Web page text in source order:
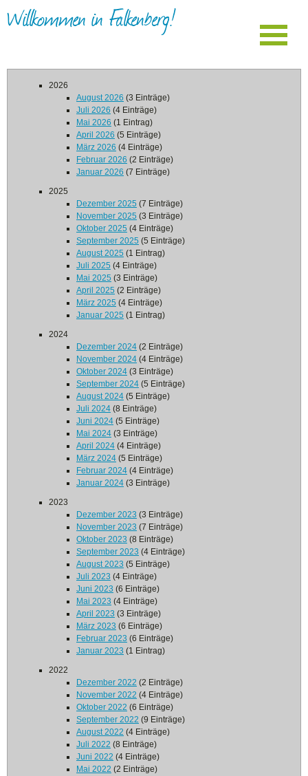
Willkommen in Falkenberg!
2026
August 2026 (3 Einträge)
Juli 2026 (4 Einträge)
Mai 2026 (1 Eintrag)
April 2026 (5 Einträge)
März 2026 (4 Einträge)
Februar 2026 (2 Einträge)
Januar 2026 (7 Einträge)
2025
Dezember 2025 (7 Einträge)
November 2025 (3 Einträge)
Oktober 2025 (4 Einträge)
September 2025 (5 Einträge)
August 2025 (1 Eintrag)
Juli 2025 (4 Einträge)
Mai 2025 (3 Einträge)
April 2025 (2 Einträge)
März 2025 (4 Einträge)
Januar 2025 (1 Eintrag)
2024
Dezember 2024 (2 Einträge)
November 2024 (4 Einträge)
Oktober 2024 (3 Einträge)
September 2024 (5 Einträge)
August 2024 (5 Einträge)
Juli 2024 (8 Einträge)
Juni 2024 (5 Einträge)
Mai 2024 (3 Einträge)
April 2024 (4 Einträge)
März 2024 (5 Einträge)
Februar 2024 (4 Einträge)
Januar 2024 (3 Einträge)
2023
Dezember 2023 (3 Einträge)
November 2023 (7 Einträge)
Oktober 2023 (8 Einträge)
September 2023 (4 Einträge)
August 2023 (5 Einträge)
Juli 2023 (4 Einträge)
Juni 2023 (6 Einträge)
Mai 2023 (4 Einträge)
April 2023 (3 Einträge)
März 2023 (6 Einträge)
Februar 2023 (6 Einträge)
Januar 2023 (1 Eintrag)
2022
Dezember 2022 (2 Einträge)
November 2022 (4 Einträge)
Oktober 2022 (6 Einträge)
September 2022 (9 Einträge)
August 2022 (4 Einträge)
Juli 2022 (8 Einträge)
Juni 2022 (4 Einträge)
Mai 2022 (2 Einträge)